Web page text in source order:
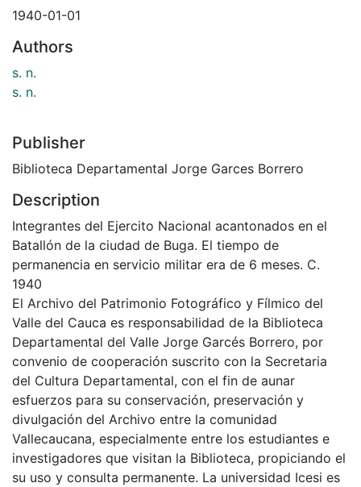
1940-01-01
Authors
s. n.
s. n.
Publisher
Biblioteca Departamental Jorge Garces Borrero
Description
Integrantes del Ejercito Nacional acantonados en el
Batallón de la ciudad de Buga. El tiempo de
permanencia en servicio militar era de 6 meses. C.
1940
El Archivo del Patrimonio Fotográfico y Fílmico del
Valle del Cauca es responsabilidad de la Biblioteca
Departamental del Valle Jorge Garcés Borrero, por
convenio de cooperación suscrito con la Secretaria
del Cultura Departamental, con el fin de aunar
esfuerzos para su conservación, preservación y
divulgación del Archivo entre la comunidad
Vallecaucana, especialmente entre los estudiantes e
investigadores que visitan la Biblioteca, propiciando el
su uso y consulta permanente. La universidad Icesi es